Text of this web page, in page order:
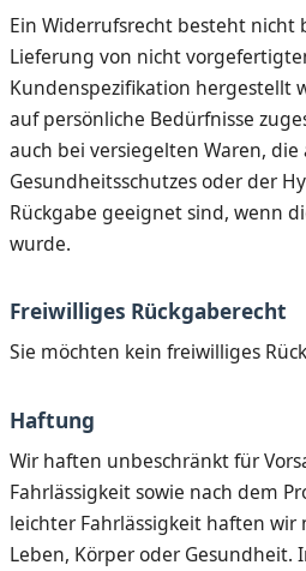
Ein Widerrufsrecht besteht nicht
Lieferung von nicht
Kundenspezifikation hergestellt
auf persönliche Bedürfnisse
auch bei versiegelten Waren, die
Gesundheitsschutzes oder der
Rückgabe geeignet sind, wenn
wurde.
Freiwilliges Rückgaberecht
Sie möchten kein freiwilliges
Haftung
Wir haften unbeschränkt für
Fahrlässigkeit sowie nach dem
leichter Fahrlässigkeit haften wir
Leben, Körper oder